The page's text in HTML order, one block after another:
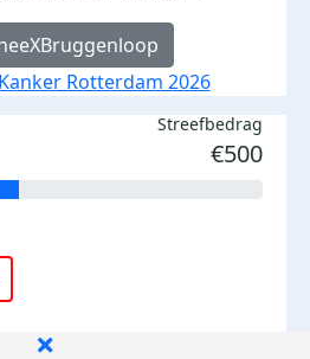
Rotterdam 2026
Streefbedrag
€500